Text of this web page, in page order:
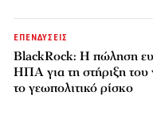
ΕΠΕΝΔΥΣΕΙΣ
BlackRock: Η πώληση
ΗΠΑ για τη στήριξη του
το γεωπολιτικό ρίσκο